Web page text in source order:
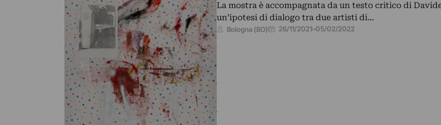
La mostra è accompagnata da un testo critico di
un’ipotesi di dialogo tra due artisti di…
Bologna (BO) 26/11/2021–05/02/2022